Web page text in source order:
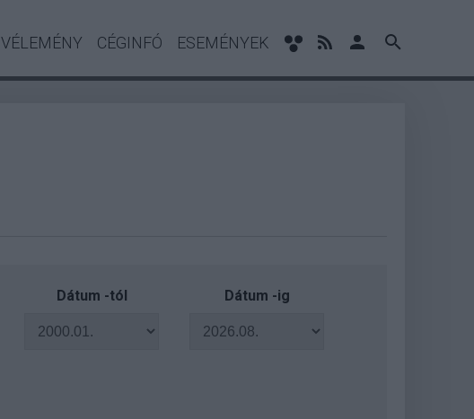
VÉLEMÉNY CÉGINFÓ ESEMÉNYEK
Dátum -tól Dátum -ig